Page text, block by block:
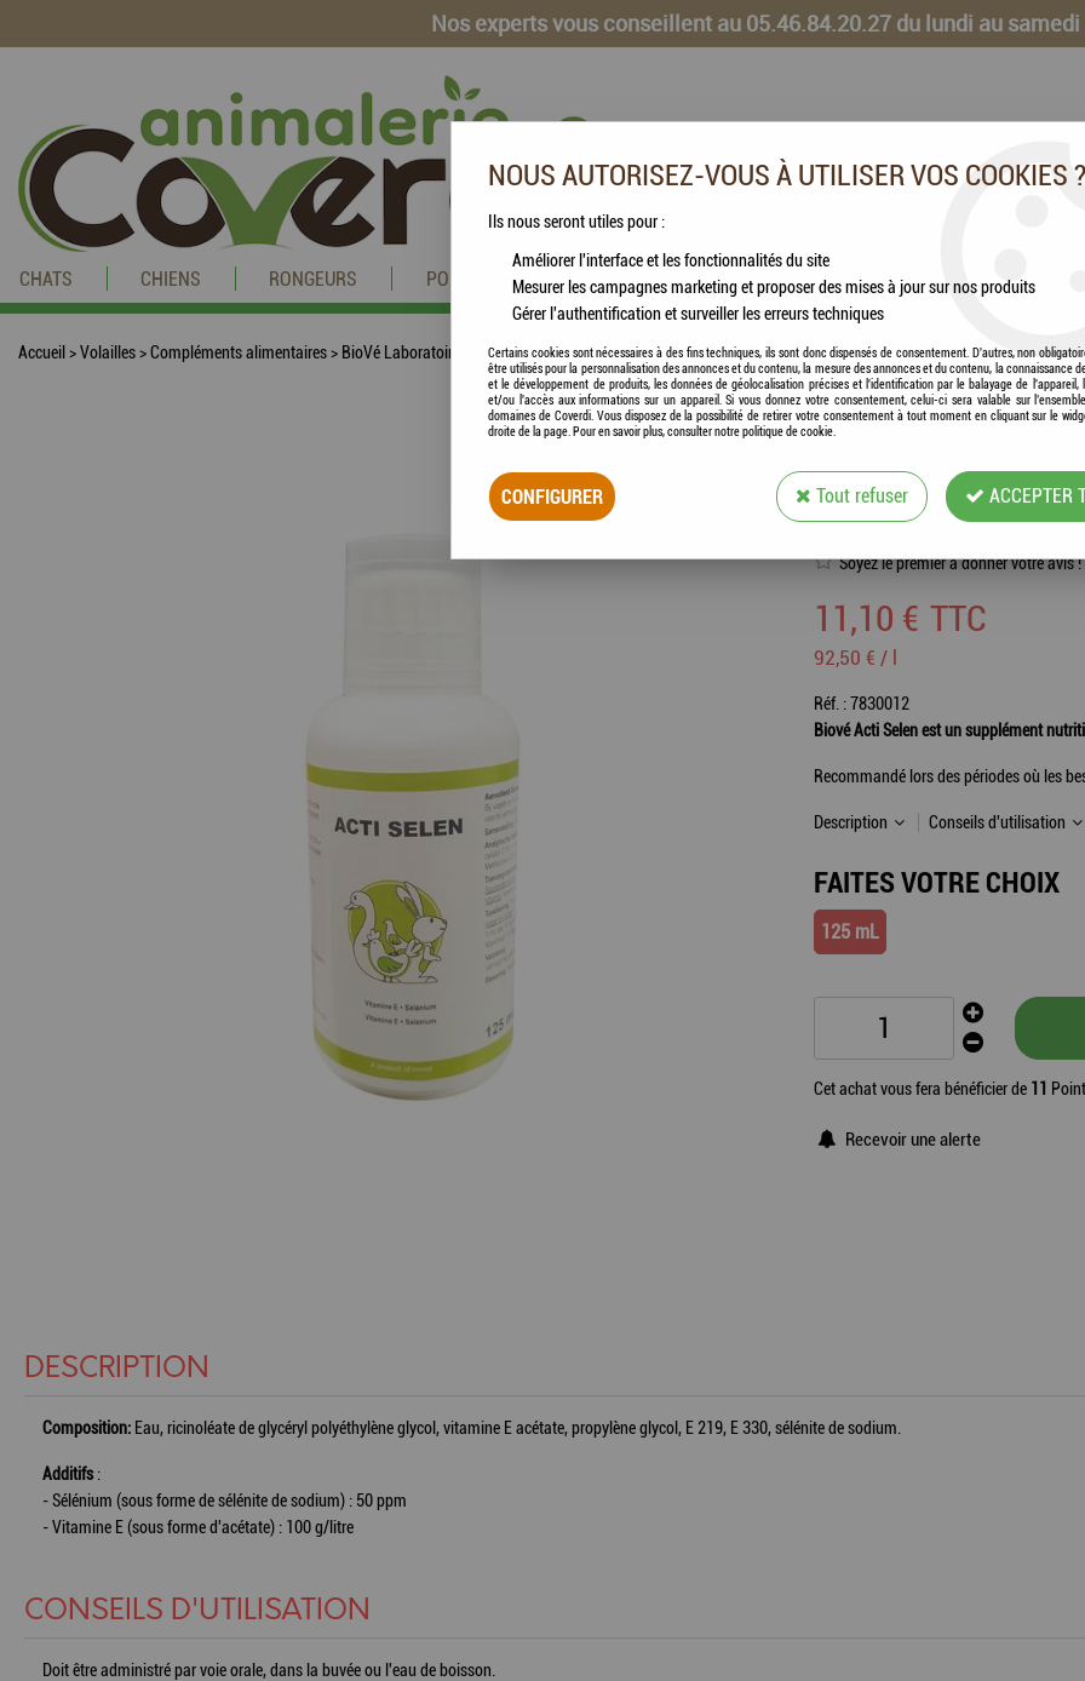
Nos experts vous conseillent au 05.46.84.20.27 du lundi au samedi
CHATS CHIENS RONGEURS POISSONS CHEVAUX VOLAILLES ANIMAUX DE LA FERME
Accueil >Volailles>Compléments alimentaires> BioVé Laboratoires - Acti Selen (Vitamine E & Sélénium)
BIOVÉ
SÉLÉNIUM)
Soyez le premier à donner votre avis !
11 ,10 € TTC
92,50 € / l
Réf. :7830012
Biové Acti Selen est un supplément
Recommandé lors des périodes où les
Description Conseils d'utilisation
FAITES VOTRE CHOIX
125 mL
Cet achat vous fera bénéficier de 11
Recevoir une alerte
DESCRIPTION
Composition: Eau, ricinoléate de glycéryl polyéthylène glycol, vitamine E acétate, propylène glycol, E 219, E 330, sélénite de sodium.
Additifs:
- Sélénium (sous forme de sélénite de sodium) : 50 ppm
- Vitamine E (sous forme d'acétate) : 100 g/litre
CONSEILS D'UTILISATION
Doit être administré par voie orale, dans la buvée ou l'eau de boisson.
NOUS AUTORISEZ-VOUS À UTILISER VOS COOKIES ?
Ils nous seront utiles pour :
Améliorer l'interface et les fonctionnalités du site
Mesurer les campagnes marketing et proposer des mises à jour sur nos produits
Gérer l'authentification et surveiller les erreurs techniques
Certains cookies sont nécessaires à des fins techniques, ils sont donc dispensés de consentement. D'autres, non
être utilisés pour la personnalisation des annonces et du contenu, la mesure des annonces et du contenu, la connaissance
et le développement de produits, les données de géolocalisation précises et l'identification par le balayage de l'appareil,
et/ou l'accès aux informations sur un appareil. Si vous donnez votre consentement, celui-ci sera valable sur
domaines de Coverdi. Vous disposez de la possibilité de retirer votre consentement à tout moment en cliquant sur le
droite de la page. Pour en savoir plus, consulter notre politique de cookie.
CONFIGURER Tout refuser ACCEPTER